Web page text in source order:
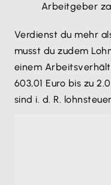
Arbeitgeber
Verdienst du mehr
musst du zudem
einem
603,01 Euro bis zu
sind i. d. R.